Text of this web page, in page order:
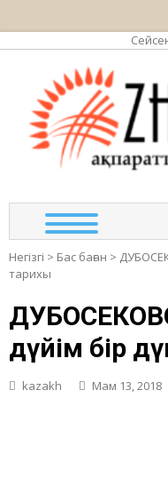
Негізгі > Бас баған >
тарихы
дүйім бір
kazakh Мам 13, 2018